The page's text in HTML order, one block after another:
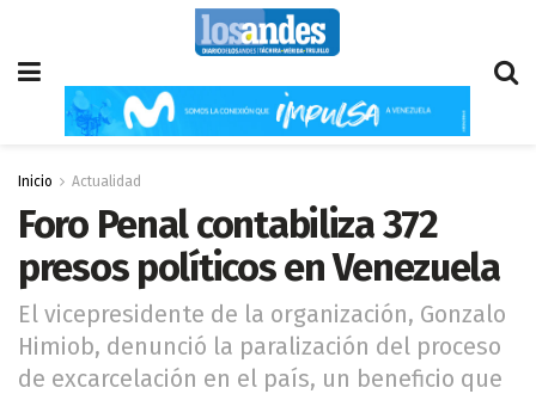
Inicio Actualidad
Foro Penal contabiliza 372
presos políticos en Venezuela
El vicepresidente de la organización, Gonzalo
Himiob, denunció la paralización del proceso
de excarcelación en el país, un beneficio que